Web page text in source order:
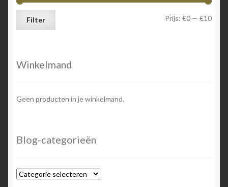
Min.
Max.
Filter Prijs: €0 — €10
Winkelmand
Geen producten in je winkelmand.
Blog-categorieën
Blog-